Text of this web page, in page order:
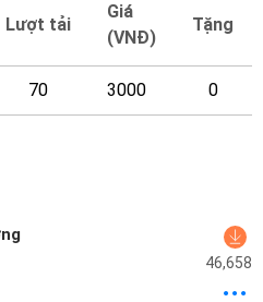
Lượt tải
Giá
(VNĐ)
Tặng
70 3000 0
46,658